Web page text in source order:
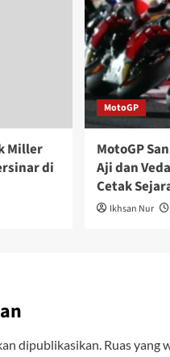
Miller
di
MotoGP
MotoGP
Aji dan
Cetak
Ikhsan Nur
dipublikasikan. Ruas yang